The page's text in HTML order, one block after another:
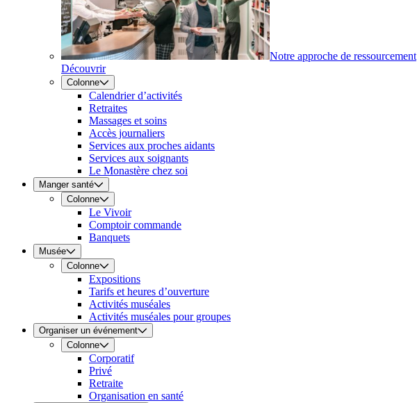
Notre approche de ressourcement
Découvrir
Colonne
Calendrier d’activités
Retraites
Massages et soins
Accès journaliers
Services aux proches aidants
Services aux soignants
Le Monastère chez soi
Manger santé
Colonne
Le Vivoir
Comptoir commande
Banquets
Musée
Colonne
Expositions
Tarifs et heures d’ouverture
Activités muséales
Activités muséales pour groupes
Organiser un événement
Colonne
Corporatif
Privé
Retraite
Organisation en santé